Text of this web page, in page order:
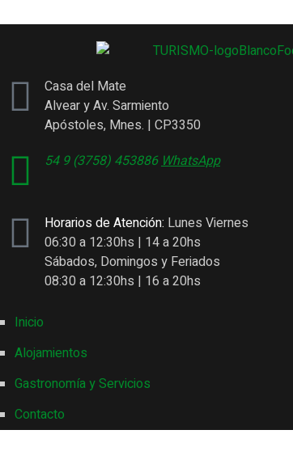
Casa del Mate
Alvear y Av. Sarmiento
Apóstoles, Mnes. | CP3350
54 9 (3758) 453886 WhatsApp
Horarios de Atención: Lunes Viernes
06:30 a 12:30hs | 14 a 20hs
Sábados, Domingos y Feriados
08:30 a 12:30hs | 16 a 20hs
Inicio
Alojamientos
Gastronomía y Servicios
Contacto